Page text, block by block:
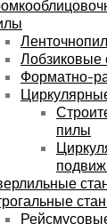
Лобзиковые
Форматно-
пилы